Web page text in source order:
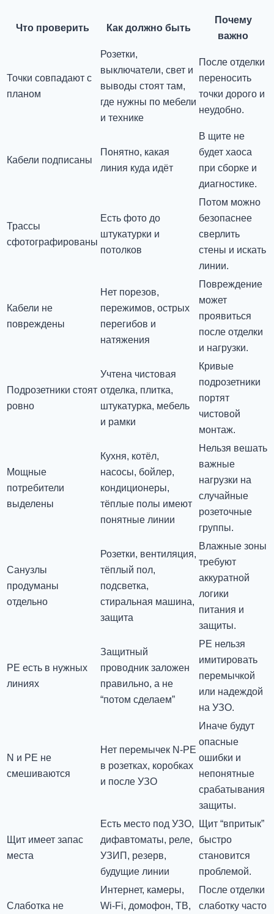
Что проверить Как должно быть
Почему
важно
Точки совпадают с
планом
Розетки,
выключатели, свет и
выводы стоят там,
где нужны по мебели
и технике
После отделки
переносить
точки дорого и
неудобно.
Кабели подписаны
Понятно, какая
линия куда идёт
В щите не
будет хаоса
при сборке и
диагностике.
Трассы
сфотографированы
Есть фото до
штукатурки и
потолков
Потом можно
безопаснее
сверлить
стены и искать
линии.
Кабели не
повреждены
Нет порезов,
пережимов, острых
перегибов и
натяжения
Повреждение
может
проявиться
после отделки
и нагрузки.
Подрозетники стоят
ровно
Учтена чистовая
отделка, плитка,
штукатурка, мебель
и рамки
Кривые
подрозетники
портят
чистовой
монтаж.
Мощные
потребители
выделены
Кухня, котёл,
насосы, бойлер,
кондиционеры,
тёплые полы имеют
понятные линии
Нельзя вешать
важные
нагрузки на
случайные
розеточные
группы.
Санузлы
продуманы
отдельно
Розетки, вентиляция,
тёплый пол,
подсветка,
стиральная машина,
защита
Влажные зоны
требуют
аккуратной
логики
питания и
защиты.
PE есть в нужных
линиях
Защитный
проводник заложен
правильно, а не
“потом сделаем”
PE нельзя
имитировать
перемычкой
или надеждой
на УЗО.
N и PE не
смешиваются
Нет перемычек N-PE
в розетках, коробках
и после УЗО
Иначе будут
опасные
ошибки и
непонятные
срабатывания
защиты.
Щит имеет запас
места
Есть место под УЗО,
дифавтоматы, реле,
УЗИП, резерв,
будущие линии
Щит “впритык”
быстро
становится
проблемой.
Слаботка не
Интернет, камеры,
Wi-Fi, домофон, ТВ,
После отделки
слаботку часто